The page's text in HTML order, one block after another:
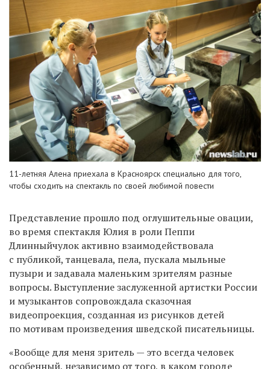
11-летняя Алена приехала в Красноярск специально для того,
чтобы сходить на спектакль по своей любимой повести
Представление прошло под оглушительные овации,
во время спектакля Юлия в роли Пеппи
Длинныйчулок активно взаимодействовала
с публикой, танцевала, пела, пускала мыльные
пузыри и задавала маленьким зрителям разные
вопросы. Выступление заслуженной артистки России
и музыкантов сопровождала сказочная
видеопроекция, созданная из рисунков детей
по мотивам произведения шведской писательницы.
«Вообще для меня зритель — это всегда человек
особенный, независимо от того, в каком городе